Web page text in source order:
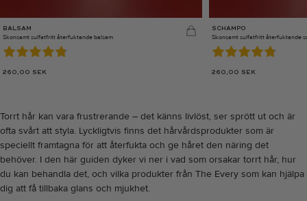
BALSAM
Skonsamt sulfatfritt återfuktande balsam
260,00 SEK
SCHAMPO
Skonsamt sulfatfritt återfuktande
260,00 SEK
Torrt hår kan vara frustrerande – det känns livlöst, ser sprött ut och är
ofta svårt att styla. Lyckligtvis finns det hårvårdsprodukter som är
speciellt framtagna för att återfukta och ge håret den näring det
behöver. I den här guiden dyker vi ner i vad som orsakar torrt hår, hur
du kan behandla det, och vilka produkter från The Every som kan hjälpa
dig att få tillbaka glans och mjukhet.